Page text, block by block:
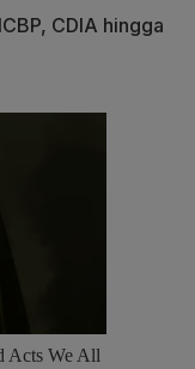
CDIA hingga